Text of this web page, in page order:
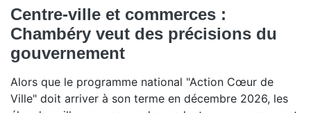
Centre-ville et commerces :
Chambéry veut des précisions du
gouvernement
Alors que le programme national "Action Cœur de
Ville" doit arriver à son terme en décembre 2026, les